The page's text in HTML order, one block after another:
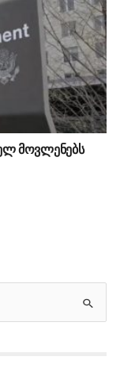
მოვლენებს